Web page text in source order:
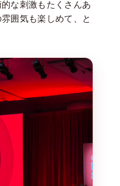
な刺激もたくさんあ
囲気も楽しめて、と